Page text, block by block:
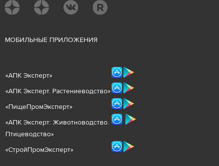
МОБИЛЬНЫЕ ПРИЛОЖЕНИЯ
«АПК Эксперт»
«АПК Эксперт. Растениеводство»
«ПищеПромЭксперт»
«АПК Эксперт: Животноводство.
Птицеводство»
«СтройПромЭксперт»